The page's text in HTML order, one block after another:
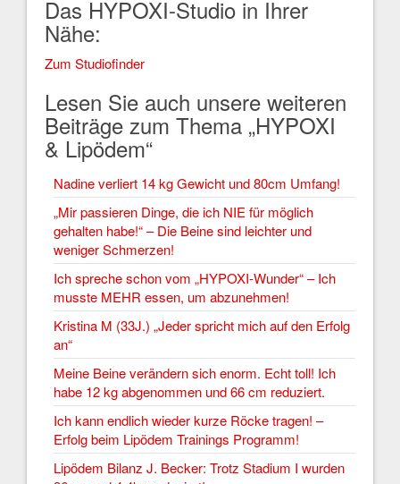
Das HYPOXI-Studio in Ihrer
Nähe:
Zum Studiofinder
Lesen Sie auch unsere weiteren
Beiträge zum Thema „HYPOXI
& Lipödem“
Nadine verliert 14 kg Gewicht und 80cm Umfang!
„Mir passieren Dinge, die ich NIE für möglich
gehalten habe!“ – Die Beine sind leichter und
weniger Schmerzen!
Ich spreche schon vom „HYPOXI-Wunder“ – Ich
musste MEHR essen, um abzunehmen!
Kristina M (33J.) „Jeder spricht mich auf den Erfolg
an“
Meine Beine verändern sich enorm. Echt toll! Ich
habe 12 kg abgenommen und 66 cm reduziert.
Ich kann endlich wieder kurze Röcke tragen! –
Erfolg beim Lipödem Trainings Programm!
Lipödem Bilanz J. Becker: Trotz Stadium I wurden